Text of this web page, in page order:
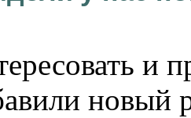
и
новый